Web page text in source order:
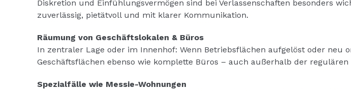
Diskretion und Einfühlungsvermögen sind bei Verlassenschaften besonders
zuverlässig, pietätvoll und mit klarer Kommunikation.
Räumung von Geschäftslokalen & Büros
In zentraler Lage oder im Innenhof: Wenn Betriebsflächen aufgelöst oder
Geschäftsflächen ebenso wie komplette Büros – auch außerhalb der regulären
Spezialfälle wie Messie-Wohnungen